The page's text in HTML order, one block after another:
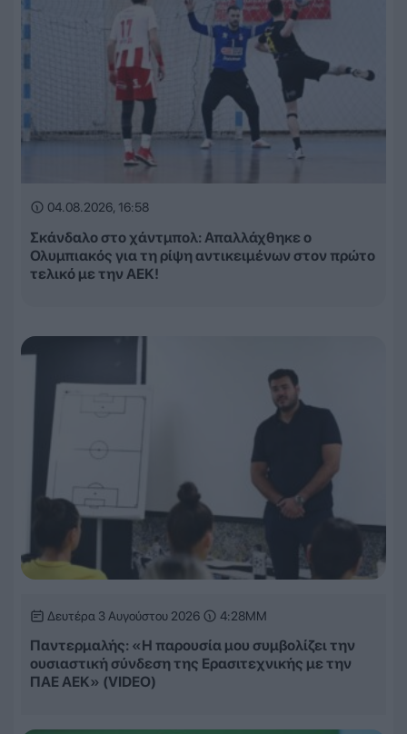
04.08.2026, 16:58
Σκάνδαλο στο χάντμπολ: Απαλλάχθηκε ο
Ολυμπιακός για τη ρίψη αντικειμένων στον πρώτο
τελικό με την ΑΕΚ!
Δευτέρα 3 Αυγούστου 2026 4:28ΜΜ
Παντερμαλής: «Η παρουσία μου συμβολίζει την
ουσιαστική σύνδεση της Ερασιτεχνικής με την
ΠΑΕ ΑΕΚ» (VIDEO)